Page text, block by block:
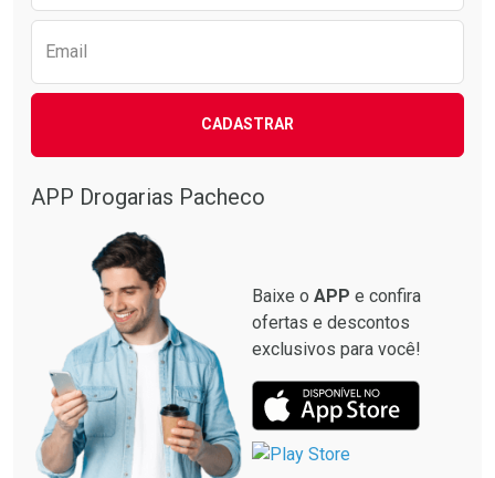
Email
CADASTRAR
APP Drogarias Pacheco
Baixe o APP e confira
ofertas e descontos
exclusivos para você!